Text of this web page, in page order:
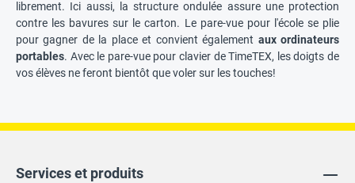
librement. Ici aussi, la structure ondulée assure une protection
contre les bavures sur le carton. Le pare-vue pour l'école se plie
pour gagner de la place et convient également aux ordinateurs
portables. Avec le pare-vue pour clavier de TimeTEX, les doigts de
vos élèves ne feront bientôt que voler sur les touches!
Services et produits